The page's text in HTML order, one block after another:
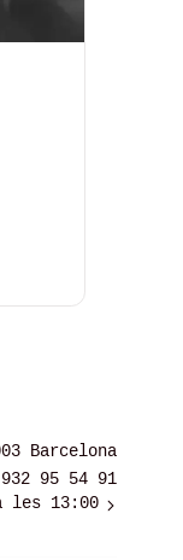
Barcelona
95 54 91
les 13:00